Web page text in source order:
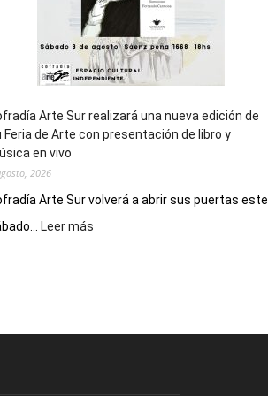
Arte Sur realizará una nueva edición de
Feria de Arte con presentación de libro y
en vivo
2026
Arte Sur volverá a abrir sus puertas este
Leer más
nueva